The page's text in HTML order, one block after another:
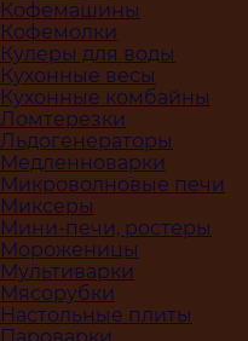
Кофемашины
Кофемолки
Кулеры для воды
Кухонные весы
Кухонные комбайны
Ломтерезки
Льдогенераторы
Медленноварки
Микроволновые печи
Миксеры
Мини-печи, ростеры
Мороженицы
Мультиварки
Мясорубки
Настольные плиты